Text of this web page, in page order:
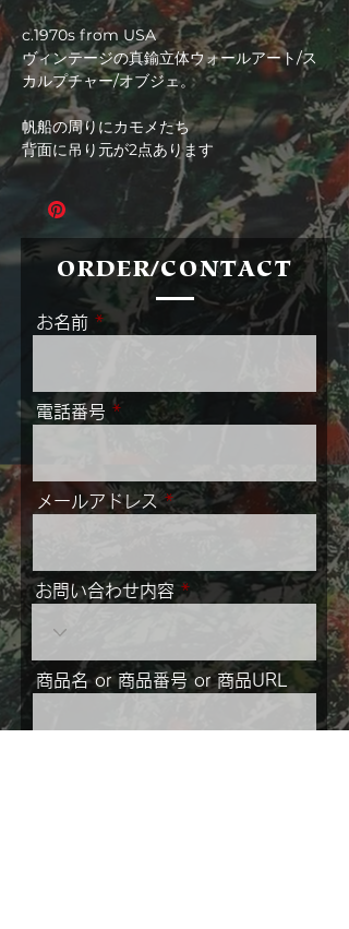
c.1970s from USA
ヴィンテージの真鍮立体ウォールアート/ス
カルプチャー/オブジェ。
帆船の周りにカモメたち
背面に吊り元が2点あります
ORDER/CONTACT
お名前
電話番号
メールアドレス
お問い合わせ内容
商品名 or 商品番号 or 商品URL